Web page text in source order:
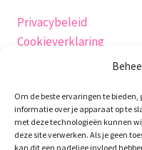
Om de beste ervaringen te
informatie over je apparaat op te
met deze technologieën kunnen
deze site verwerken. Als je geen
kan dit een nadelige invloed
Privacybeleid
Cookieverklaring
Algemene-voorwaarden
Retourneren
Garantie en klachten